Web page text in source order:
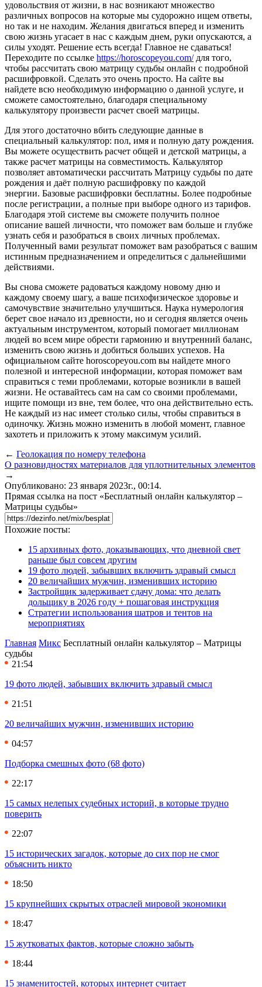
удовольствия от жизни, в нас возникают множество
различных вопросов на которые мы судорожно ищем ответы,
но так и не находим. Желания двигаться вперед и изменить
свою жизнь угасает в нас с каждым днем, руки опускаются, а
силы уходят. Решение есть всегда! Главное не сдаваться!
Переходите по ссылке https://horoscopeyou.com/для того,
чтобы рассчитать свою матрицу судьбы онлайн с подробной
расшифровкой. Сделать это очень просто. На сайте вы
найдете всю необходимую информацию о данной услуге, и
сможете самостоятельно, благодаря специальному
калькулятору произвести расчет своей матрицы.
Для этого достаточно вбить следующие данные в
специальный калькулятор: пол, имя и полную дату рождения.
Вы можете осуществить расчет общей и детской матрицы, а
также расчет матрицы на совместимость. Калькулятор
позволяет автоматически рассчитать Матрицу судьбы по дате
рождения и даёт полную расшифровку по каждой
энергии. Базовые расшифровки бесплатны. Более подробные
после регистрации, а полные при выборе одного из тарифов.
Благодаря этой системе вы сможете получить полное
описание вашей личности, что поможет вам больше и глубже
узнать себя и разобраться в своих личных проблемах.
Полученный вами результат поможет вам разобраться с вашим
истинным предназначением и определиться с дальнейшими
действиями.
Вы снова сможете радоваться каждому новому дню и
каждому своему шагу, а ваше психофизическое здоровье и
самочувствие значительно улучшиться. Наука нумерология
берет свое начало из древности, но и сегодня является очень
актуальным инструментом, который помогает миллионам
людей во всем мире обрести гармонию и внутренний баланс,
изменить свою жизнь и добиться больших успехов. На
официальном сайте horoscopeyou.com вы найдете много
полезной и интересной информации, которая поможет вам
справиться с теми проблемами, которые возникли в вашей
жизни. Не оставайтесь сам на сам со своими проблемами,
ищите помощи из вне, тем более, что она действительно есть.
Не каждый из нас имеет столько силы, чтобы справиться в
одиночку. Жизнь можно изменить в любой момент, главное
захотеть и приложить к этому максимум усилий.
← Геолокация по номеру телефона
О разновидностях материалов для уплотнительных элементов
→
Опубликовано: 23 января 2023г., 00:14.
Прямая ссылка на пост «Бесплатный онлайн калькулятор –
Матрицы судьбы»
Похожие посты:
15 архивных фото, доказывающих, что дневной свет
раньше был совсем другим
19 фото людей, забывших включить здравый смысл
20 величайших мужчин, изменивших историю
Застройщик задерживает сдачу дома: что делать
дольщику в 2026 году + пошаговая инструкция
Стратегии использования шатров и тентов на
мероприятиях
Главная Микс Бесплатный онлайн калькулятор – Матрицы
судьбы
21:54
19 фото людей, забывших включить здравый смысл
21:51
20 величайших мужчин, изменивших историю
04:57
Подборка смешных фото (68 фото)
22:17
15 самых нелепых судебных историй, в которые трудно
поверить
22:07
15 исторических загадок, которые до сих пор не смог
объяснить никто
18:50
15 крупнейших скрытых отраслей мировой экономики
18:47
15 жутковатых фактов, которые сложно забыть
18:44
15 знаменитостей, которых интернет считает